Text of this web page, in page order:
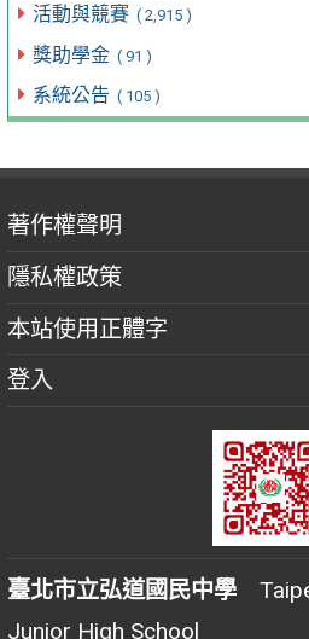
活動與競賽 ( 2,915 )
獎助學金 ( 91 )
系統公告 ( 105 )
著作權聲明
隱私權政策
本站使用正體字
登入
臺北市立弘道國民中學
Junior High School